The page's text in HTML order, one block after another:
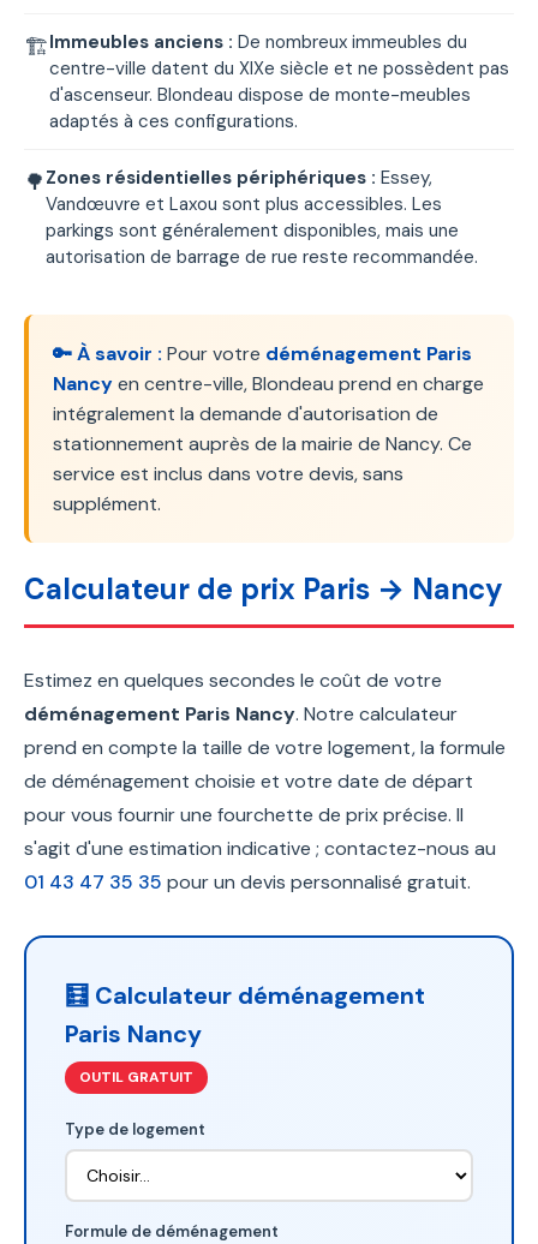
🏗️Immeubles anciens : De nombreux immeubles du
centre-ville datent du XIXe siècle et ne possèdent pas
d'ascenseur. Blondeau dispose de monte-meubles
adaptés à ces configurations.
🌳 Zones résidentielles périphériques : Essey,
Vandœuvre et Laxou sont plus accessibles. Les
parkings sont généralement disponibles, mais une
autorisation de barrage de rue reste recommandée.
🔑 À savoir : Pour votre déménagement Paris
Nancyen centre-ville, Blondeau prend en charge
intégralement la demande d'autorisation de
stationnement auprès de la mairie de Nancy. Ce
service est inclus dans votre devis, sans
supplément.
Calculateur de prix Paris → Nancy
Estimez en quelques secondes le coût de votre
déménagement Paris Nancy. Notre calculateur
prend en compte la taille de votre logement, la formule
de déménagement choisie et votre date de départ
pour vous fournir une fourchette de prix précise. Il
s'agit d'une estimation indicative ; contactez-nous au
01 43 47 35 35 pour un devis personnalisé gratuit.
🧮 Calculateur déménagement
Paris Nancy
OUTIL GRATUIT
Type de logement
Formule de déménagement